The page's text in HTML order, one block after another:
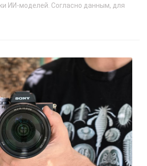
ИИ-моделей. Согласно данным, для